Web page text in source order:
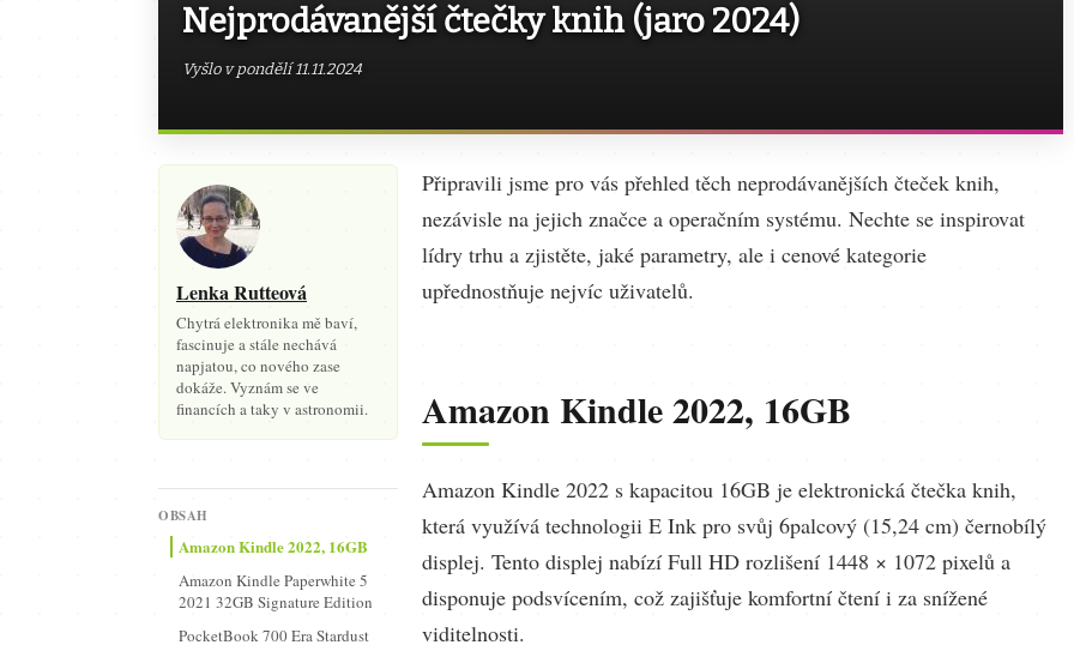
Nejprodávanější čtečky knih (jaro 2024)
Vyšlo v pondělí 11.11.2024
Lenka Rutteová
Chytrá elektronika mě baví,
fascinuje a stále nechává
napjatou, co nového zase
dokáže. Vyznám se ve
financích a taky v astronomii.
OBSAH
Amazon Kindle 2022, 16GB
Amazon Kindle Paperwhite 5
2021 32GB Signature Edition
PocketBook 700 Era Stardust
Připravili jsme pro vás přehled těch neprodávanějších čteček knih,
nezávisle na jejich značce a operačním systému. Nechte se inspirovat
lídry trhu a zjistěte, jaké parametry, ale i cenové kategorie
upřednostňuje nejvíc uživatelů.
Amazon Kindle 2022, 16GB
Amazon Kindle 2022 s kapacitou 16GB je elektronická čtečka knih,
která využívá technologii E Ink pro svůj 6palcový (15,24 cm) černobílý
displej. Tento displej nabízí Full HD rozlišení 1448 × 1072 pixelů a
disponuje podsvícením, což zajišťuje komfortní čtení i za snížené
viditelnosti.